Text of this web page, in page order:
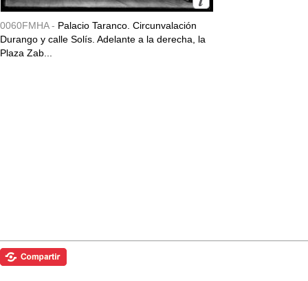
0060FMHA - Palacio Taranco. Circunvalación
Durango y calle Solís. Adelante a la derecha, la
Plaza Zab...